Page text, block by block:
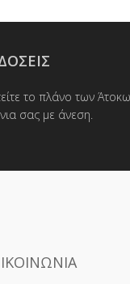
το πλάνο των
σας με άνεση.